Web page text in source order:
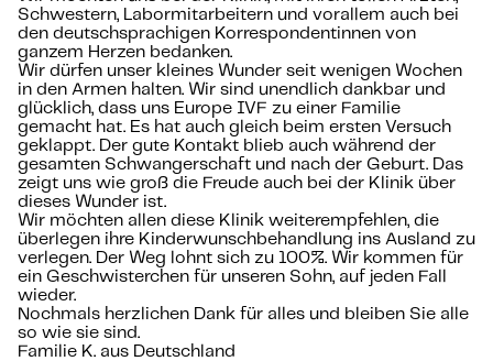
Schwestern, Labormitarbeitern und vorallem auch bei
den deutschsprachigen Korrespondentinnen von
ganzem Herzen bedanken.
Wir dürfen unser kleines Wunder seit wenigen Wochen
in den Armen halten. Wir sind unendlich dankbar und
glücklich, dass uns Europe IVF zu einer Familie
gemacht hat. Es hat auch gleich beim ersten Versuch
geklappt. Der gute Kontakt blieb auch während der
gesamten Schwangerschaft und nach der Geburt. Das
zeigt uns wie groß die Freude auch bei der Klinik über
dieses Wunder ist.
Wir möchten allen diese Klinik weiterempfehlen, die
überlegen ihre Kinderwunschbehandlung ins Ausland zu
verlegen. Der Weg lohnt sich zu 100%. Wir kommen für
ein Geschwisterchen für unseren Sohn, auf jeden Fall
wieder.
Nochmals herzlichen Dank für alles und bleiben Sie alle
so wie sie sind.
Familie K. aus Deutschland